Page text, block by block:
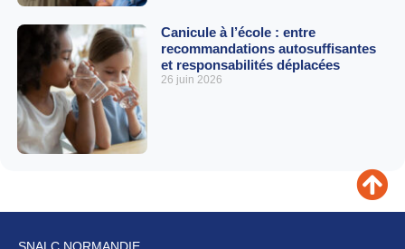
Canicule à l’école : entre
recommandations autosuffisantes
et responsabilités déplacées
26 juin 2026